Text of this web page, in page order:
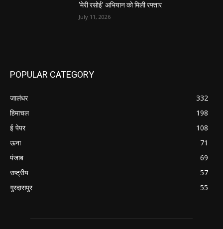
‘मेरी रसोई’ अभियान को मिली रफ्तार
July 11, 2026
POPULAR CATEGORY
जालंधर
332
हिमाचल
198
ई पेपर
108
ऊना
71
पंजाब
69
राष्ट्रीय
57
गुरदासपुर
55